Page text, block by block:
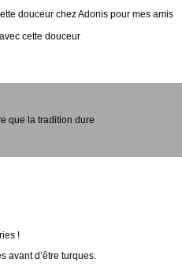
douceur chez Adonis pour mes amis
cette douceur
que la tradition dure
!
avant d’être turques.